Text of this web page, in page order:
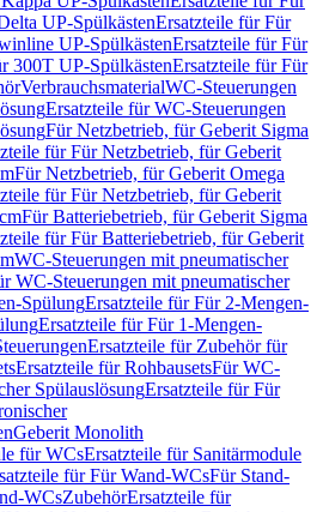
UP-SpülkästenErsatzteile für Für
UP-SpülkästenErsatzteile für Für
300T UP-SpülkästenErsatzteile für Für
VerbrauchsmaterialWC-Steuerungen
Ersatzteile für WC-Steuerungen
Für Netzbetrieb, für Geberit Sigma
für Für Netzbetrieb, für Geberit
Für Netzbetrieb, für Geberit Omega
für Für Netzbetrieb, für Geberit
Für Batteriebetrieb, für Geberit Sigma
für Für Batteriebetrieb, für Geberit
WC-Steuerungen mit pneumatischer
WC-Steuerungen mit pneumatischer
SpülungErsatzteile für Für 2-Mengen-
Ersatzteile für Für 1-Mengen-
Ersatzteile für Zubehör für
Ersatzteile für RohbausetsFür WC-
SpülauslösungErsatzteile für Für
Geberit Monolith
für WCsErsatzteile für Sanitärmodule
für Für Wand-WCsFür Stand-
WCsZubehörErsatzteile für